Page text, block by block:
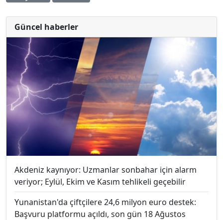
Güncel haberler
Akdeniz kaynıyor: Uzmanlar sonbahar için alarm
veriyor; Eylül, Ekim ve Kasım tehlikeli geçebilir
Yunanistan'da çiftçilere 24,6 milyon euro destek:
Başvuru platformu açıldı, son gün 18 Ağustos